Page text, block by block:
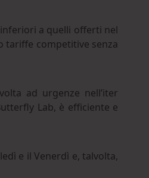
a quelli offerti nel
tariffe competitive senza
ad urgenze nell’iter
Lab, è efficiente e
e il Venerdì e, talvolta,